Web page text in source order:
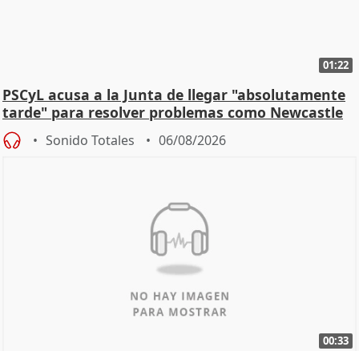
01:22
PSCyL acusa a la Junta de llegar "absolutamente
tarde" para resolver problemas como Newcastle
Sonido Totales 06/08/2026
00:33